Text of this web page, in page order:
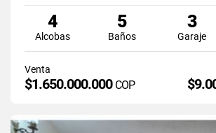
4
Alcobas
5
Baños
3
Garaje
Venta
$1.650.000.000 COP